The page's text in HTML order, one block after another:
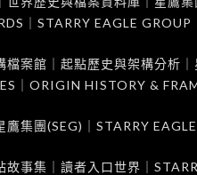
｜STARRY EAGLE GROUP
檔案館｜起點歷史與架構分析
｜ORIGIN HISTORY &
鷹集團(SEG)｜STARRY
故事集｜讀者入口世界｜